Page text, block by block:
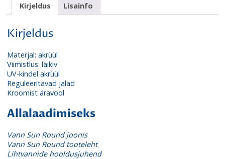
Kirjeldus Lisainfo
Kirjeldus
Materjal: akrüül
Viimistlus: läikiv
UV-kindel akrüül
Reguleeritavad jalad
Kroomist äravool
Allalaadimiseks
Vann Sun Round joonis
Vann Sun Round tooteleht
Lihtvannide hooldusjuhend